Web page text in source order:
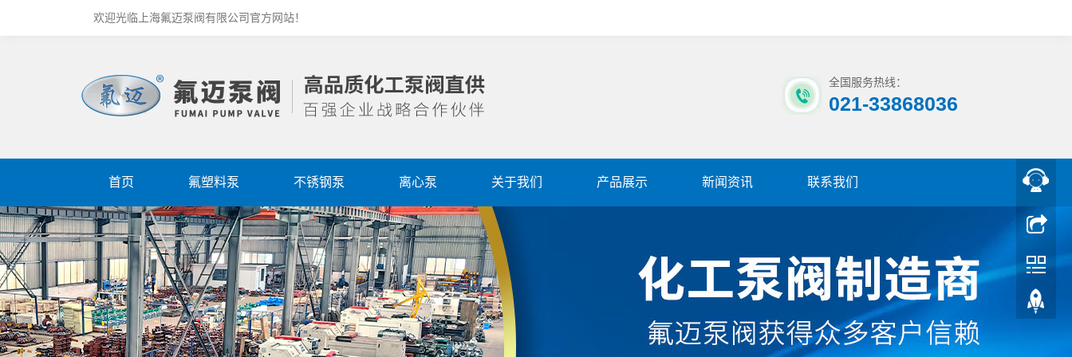
欢迎光临上海氟迈泵阀有限公司官方网站！
全国服务热线：
021-33868036
首页 氟塑料泵 不锈钢泵 离心泵 关于我们 产品展示 新闻资讯 联系我们